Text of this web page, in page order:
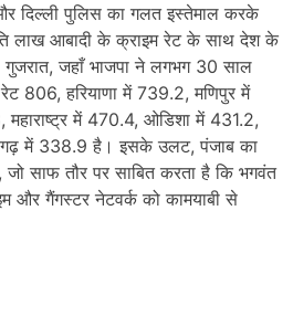
दिल्ली पुलिस का गलत इस्तेमाल करके
लाख आबादी के क्राइम रेट के साथ देश के
जहाँ भाजपा ने लगभग 30 साल
806, हरियाणा में 739.2, मणिपुर में
में 470.4, ओडिशा में 431.2,
में 338.9 है। इसके उलट, पंजाब का
साफ तौर पर साबित करता है कि भगवंत
और गैंगस्टर नेटवर्क को कामयाबी से